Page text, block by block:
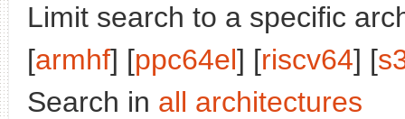
Limit search to a specific
[armhf] [ppc64el] [riscv64] [
Search in all architectures